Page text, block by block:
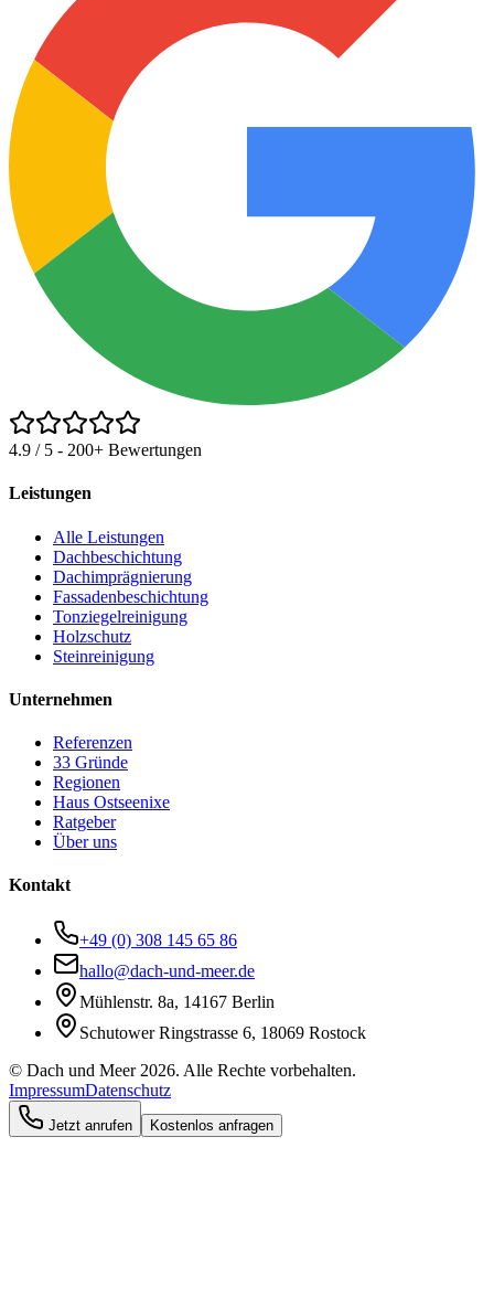
4.9 / 5 - 200+ Bewertungen
Leistungen
Alle Leistungen
Dachbeschichtung
Dachimprägnierung
Fassadenbeschichtung
Tonziegelreinigung
Holzschutz
Steinreinigung
Unternehmen
Referenzen
33 Gründe
Regionen
Haus Ostseenixe
Ratgeber
Über uns
Kontakt
+49 (0) 308 145 65 86
hallo@dach-und-meer.de
Mühlenstr. 8a, 14167 Berlin
Schutower Ringstrasse 6, 18069 Rostock
© Dach und Meer 2026. Alle Rechte vorbehalten.
ImpressumDatenschutz
Jetzt anrufen Kostenlos anfragen